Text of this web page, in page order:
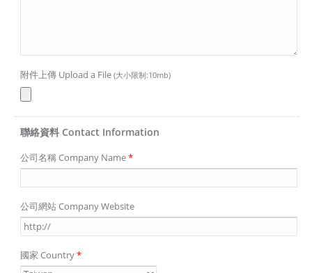
附件上傳 Upload a File (大小限制:10mb)
聯絡資料 Contact Information
公司名稱 Company Name*
公司網站 Company Website
國家 Country*